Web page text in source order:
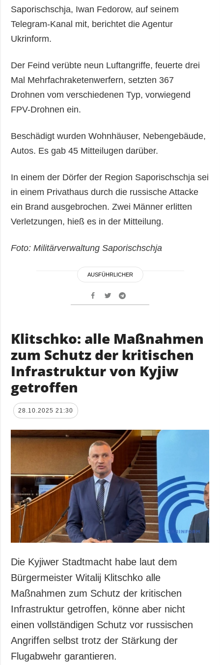
Saporischschja, Iwan Fedorow, auf seinem
Telegram-Kanal mit, berichtet die Agentur
Ukrinform.
Der Feind verübte neun Luftangriffe, feuerte drei
Mal Mehrfachraketenwerfern, setzten 367
Drohnen vom verschiedenen Typ, vorwiegend
FPV-Drohnen ein.
Beschädigt wurden Wohnhäuser, Nebengebäude,
Autos. Es gab 45 Mitteilugen darüber.
In einem der Dörfer der Region Saporischschja sei
in einem Privathaus durch die russische Attacke
ein Brand ausgebrochen. Zwei Männer erlitten
Verletzungen, hieß es in der Mitteilung.
Foto: Militärverwaltung Saporischschja
AUSFÜHRLICHER
Klitschko: alle Maßnahmen
zum Schutz der kritischen
Infrastruktur von Kyjiw
getroffen
28.10.2025 21:30
Die Kyjiwer Stadtmacht habe laut dem
Bürgermeister Witalij Klitschko alle
Maßnahmen zum Schutz der kritischen
Infrastruktur getroffen, könne aber nicht
einen vollständigen Schutz vor russischen
Angriffen selbst trotz der Stärkung der
Flugabwehr garantieren.